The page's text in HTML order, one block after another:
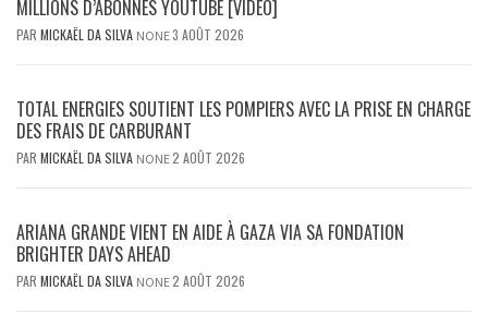
MILLIONS D’ABONNÉS YOUTUBE [VIDÉO]
PAR MICKAËL DA SILVA NONE3 AOÛT 2026
TOTAL ENERGIES SOUTIENT LES POMPIERS AVEC LA PRISE EN CHARGE
DES FRAIS DE CARBURANT
PAR MICKAËL DA SILVA NONE2 AOÛT 2026
ARIANA GRANDE VIENT EN AIDE À GAZA VIA SA FONDATION
BRIGHTER DAYS AHEAD
PAR MICKAËL DA SILVA NONE2 AOÛT 2026